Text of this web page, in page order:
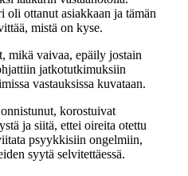
oli ottanut asiakkaan ja tämän
mistä on kyse.
mikä vaivaa, epäily jostain
jatkotutkimuksiin
vastauksissa kuvataan.
korostuivat
ja siitä, ettei oireita otettu
psyykkisiin ongelmiin,
syytä selvitettäessä.